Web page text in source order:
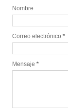
Nombre
Correo electrónico *
Mensaje *